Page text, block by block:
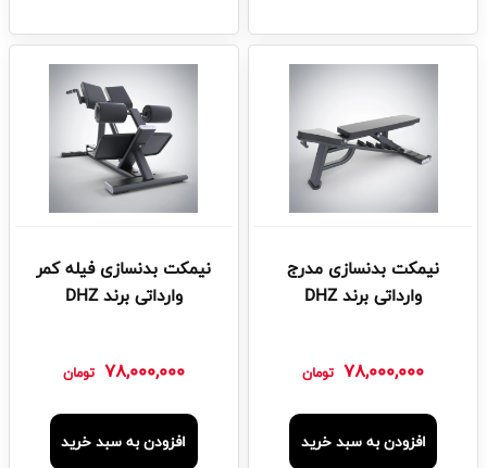
نیمکت بدنسازی مدرج
وارداتی برند DHZ
78,000,000 تومان
افزودن به سبد خرید
نیمکت بدنسازی فیله کمر
وارداتی برند DHZ
78,000,000 تومان
افزودن به سبد خرید